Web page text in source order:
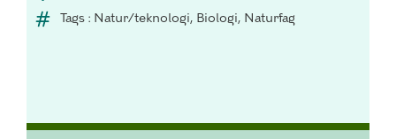
Tags : Natur/teknologi, Biologi, Naturfag